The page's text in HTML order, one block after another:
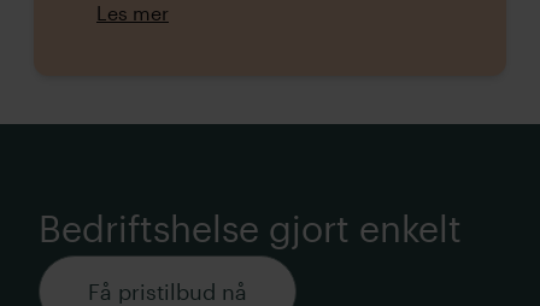
Les mer
Bedriftshelse gjort enkelt
Få pristilbud nå